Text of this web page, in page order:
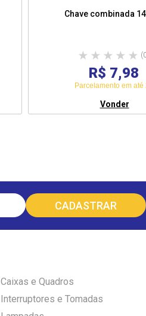
Chave combinada
R$ 7,98
Parcelamento em até
Vonder
Caixas e Quadros
Interruptores e Tomadas